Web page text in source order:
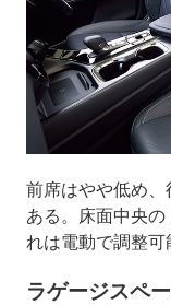
前席はやや低め
ある。床面中央
れは電動で調整可
ラゲージスペ